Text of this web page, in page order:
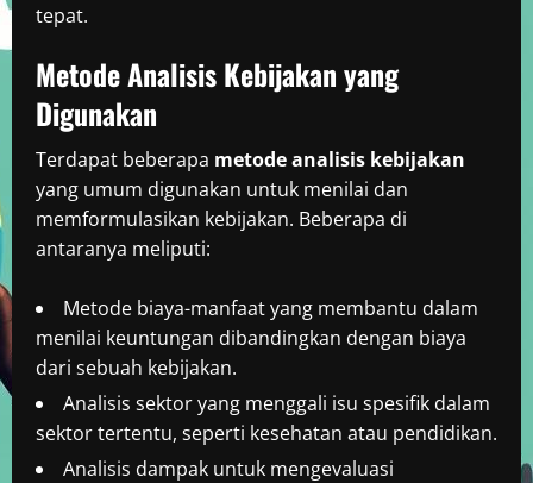
tepat.
Metode Analisis Kebijakan yang
Digunakan
Terdapat beberapa metode analisis kebijakan
yang umum digunakan untuk menilai dan
memformulasikan kebijakan. Beberapa di
antaranya meliputi:
Metode biaya-manfaat yang membantu dalam
menilai keuntungan dibandingkan dengan biaya
dari sebuah kebijakan.
Analisis sektor yang menggali isu spesifik dalam
sektor tertentu, seperti kesehatan atau pendidikan.
Analisis dampak untuk mengevaluasi